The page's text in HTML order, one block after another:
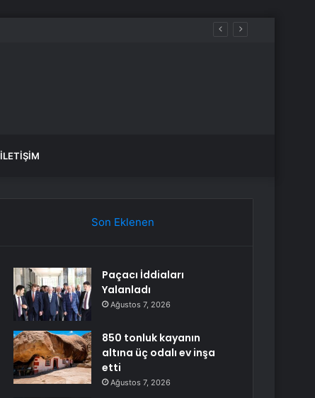
İLETIŞIM
Son Eklenen
Paçacı İddiaları
Yalanladı
Ağustos 7, 2026
850 tonluk kayanın
altına üç odalı ev inşa
etti
Ağustos 7, 2026